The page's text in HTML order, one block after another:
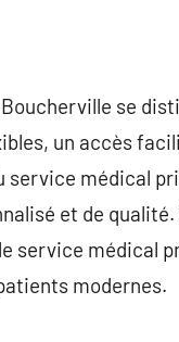
se
un accès
médical
et de
service médical
modernes.